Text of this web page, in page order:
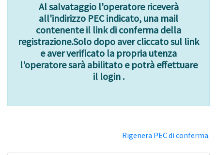
Al salvataggio l'operatore riceverà
all'indirizzo PEC indicato, una mail
contenente il link di conferma della
registrazione.Solo dopo aver cliccato sul link
e aver verificato la propria utenza
l'operatore sarà abilitato e potrà effettuare
il login .
Rigenera PEC di conferma.